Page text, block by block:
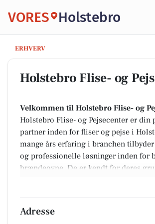
VORES Holstebro
ERHVERV
Holstebro Flise- og Pejsecenter
Holstebro Flise- og
Velkommen til Holstebro Flise- og
Holstebro Flise- og Pejsecenter er din
partner inden for fliser og pejse i
mange års erfaring i branchen
og professionelle løsninger inden for
brændeovne. De er kendt for deres
rådgivning og kvalitetshåndværk,
totalløsning på brænde- og pilleovne
Adresse